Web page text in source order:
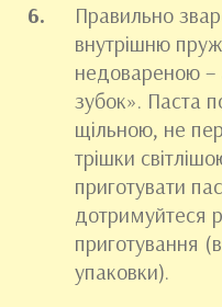
Правильно
внутрішню
недовареною
зубок». Паста
щільною, не
трішки
приготувати
дотримуйтеся
приготування
упаковки).